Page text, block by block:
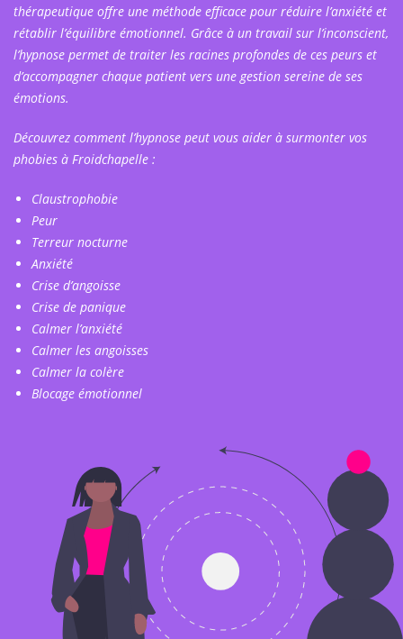
thérapeutique offre une méthode efficace pour réduire l’anxiété et
rétablir l’équilibre émotionnel. Grâce à un travail sur l’inconscient,
l’hypnose permet de traiter les racines profondes de ces peurs et
d’accompagner chaque patient vers une gestion sereine de ses
émotions.
Découvrez comment l’hypnose peut vous aider à surmonter vos
phobies à Froidchapelle :
Claustrophobie
Peur
Terreur nocturne
Anxiété
Crise d’angoisse
Crise de panique
Calmer l’anxiété
Calmer les angoisses
Calmer la colère
Blocage émotionnel